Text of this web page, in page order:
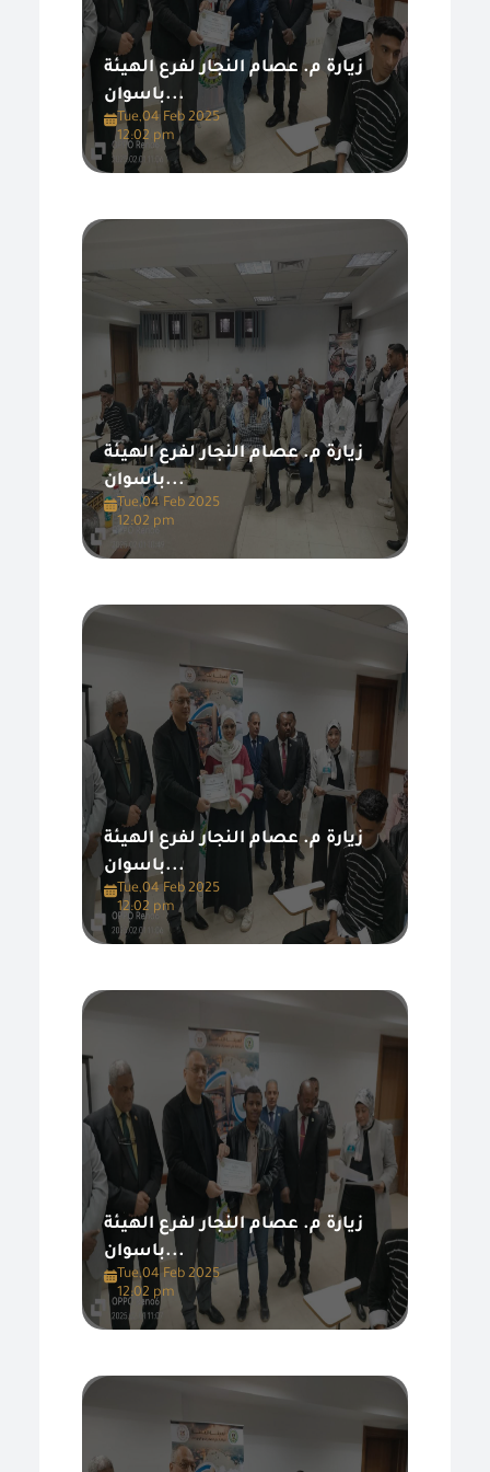
زيارة م. عصام النجار لفرع الهيئة
باسوان...
Tue,04 Feb 2025
12:02 pm
زيارة م. عصام النجار لفرع الهيئة
باسوان...
Tue,04 Feb 2025
12:02 pm
زيارة م. عصام النجار لفرع الهيئة
باسوان...
Tue,04 Feb 2025
12:02 pm
زيارة م. عصام النجار لفرع الهيئة
باسوان...
Tue,04 Feb 2025
12:02 pm